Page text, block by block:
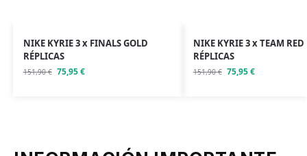
NIKE KYRIE 3 x FINALS GOLD
RÉPLICAS
151,90€ 75,95€
NIKE KYRIE 3 x TEAM RED
RÉPLICAS
151,90€ 75,95€